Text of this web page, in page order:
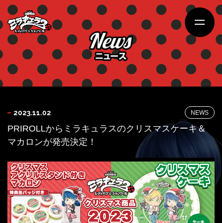
2023.11.02 NEWS
PRIROLLからミラキュラスのクリスマスケーキ＆
マカロンが発売決定！